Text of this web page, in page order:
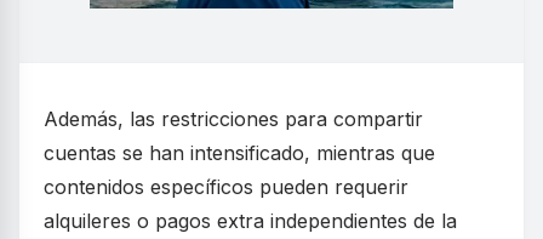
Además, las restricciones para compartir
cuentas se han intensificado, mientras que
contenidos específicos pueden requerir
alquileres o pagos extra independientes de la